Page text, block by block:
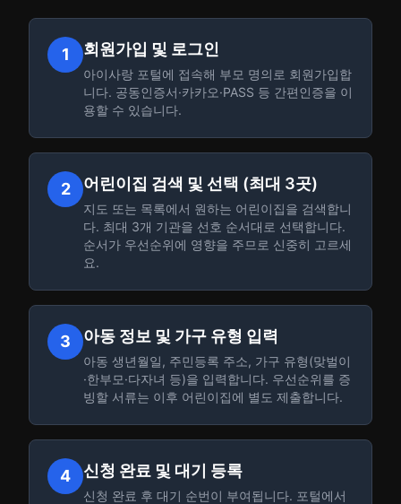
1 회원가입 및 로그인
아이사랑 포털에 접속해 부모 명의로 회원가입합
니다. 공동인증서·카카오·PASS 등 간편인증을 이
용할 수 있습니다.
2 어린이집 검색 및 선택 (최대 3곳)
지도 또는 목록에서 원하는 어린이집을 검색합니
다. 최대 3개 기관을 선호 순서대로 선택합니다.
순서가 우선순위에 영향을 주므로 신중히 고르세
요.
3 아동 정보 및 가구 유형 입력
아동 생년월일, 주민등록 주소, 가구 유형(맞벌이
·한부모·다자녀 등)을 입력합니다. 우선순위를 증
빙할 서류는 이후 어린이집에 별도 제출합니다.
4 신청 완료 및 대기 등록
신청 완료 후 대기 순번이 부여됩니다. 포털에서